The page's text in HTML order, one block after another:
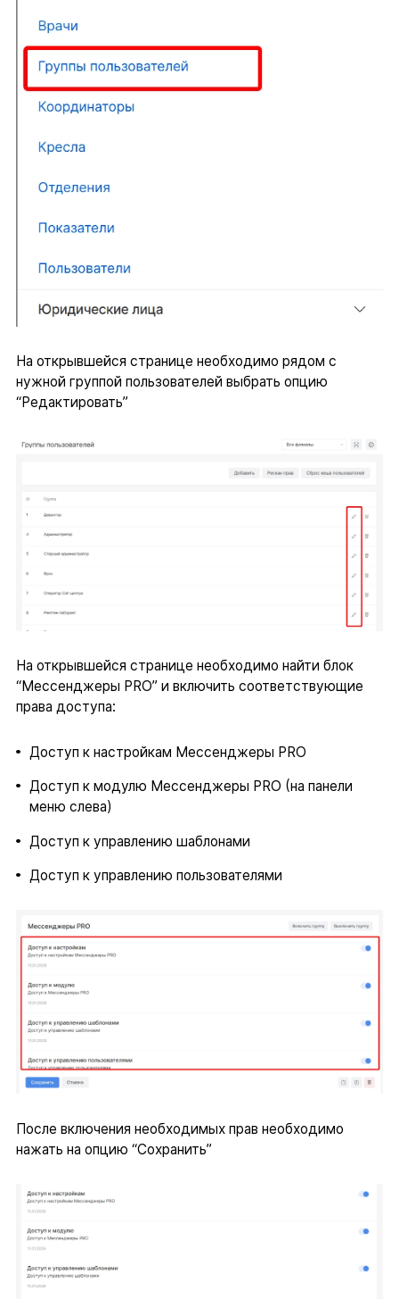
На открывшейся странице необходимо рядом с
нужной группой пользователей выбрать опцию
“Редактировать”
На открывшейся странице необходимо найти блок
“Мессенджеры PRO” и включить соответствующие
права доступа:
Доступ к настройкам Мессенджеры PRO
Доступ к модулю Мессенджеры PRO (на панели
меню слева)
Доступ к управлению шаблонами
Доступ к управлению пользователями
После включения необходимых прав необходимо
нажать на опцию “Сохранить”